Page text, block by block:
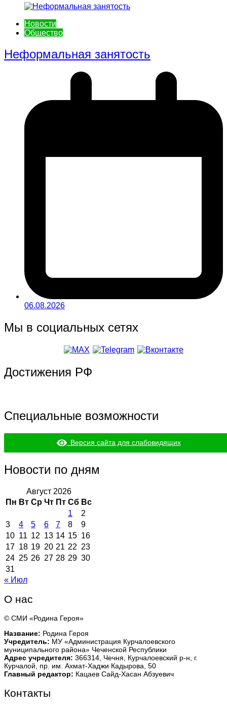
Новости
Общество
Неформальная занятость
06.08.2026
Мы в социальных сетях
Достижения РФ
Специальные возможности
Версия сайта для слабовидящих
Новости по дням
Август 2026
Пн Вт Ср Чт Пт Сб Вс
1
2
3
4 5 6 7 8
9
10 11 12 13 14 15 16
17 18 19 20 21 22 23
24 25 26 27 28 29 30
31
« Июл
О нас
© СМИ «Родина Героя»
Название: Родина Героя
Учредитель: МУ «Администрация Курчалоевского
муниципального района» Чеченской Республики
Адрес учредителя: 366314, Чечня, Курчалоевский р-н, г.
Курчалой, пр. им. Ахмат-Хаджи Кадырова, 50
Главный редактор: Кацаев Сайд-Хасан Абзуевич
Контакты